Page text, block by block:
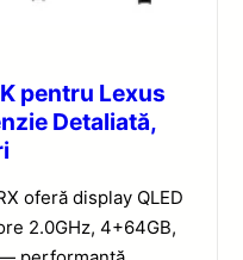
pentru Lexus
Detaliată,
oferă display QLED
2.0GHz, 4+64GB,